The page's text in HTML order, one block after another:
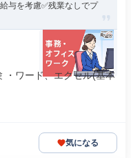
与を考慮✅残業なしでプ
・ワード、エクセル(基本
気になる